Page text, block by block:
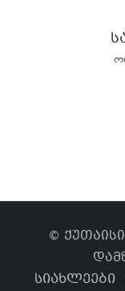
©
სიახლეები